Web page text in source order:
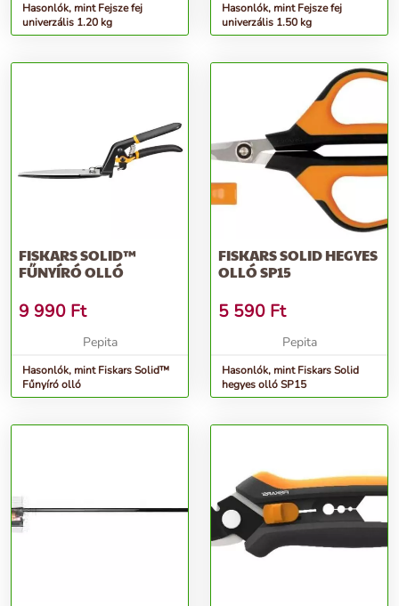
Hasonlók, mint Fejsze fej
univerzális 1.20 kg
Hasonlók, mint Fejsze fej
univerzális 1.50 kg
FISKARS SOLID™
FŰNYÍRÓ OLLÓ
9 990 Ft
Pepita
Hasonlók, mint Fiskars Solid™
Fűnyíró olló
FISKARS SOLID HEGYES
OLLÓ SP15
5 590 Ft
Pepita
Hasonlók, mint Fiskars Solid
hegyes olló SP15